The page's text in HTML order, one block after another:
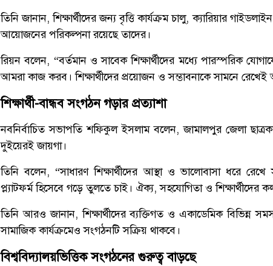
তিনি জানান, শিক্ষার্থীদের জন্য বৃত্তি কার্যক্রম চালু, ক্যারিয়ার
আয়োজনের পরিকল্পনা রয়েছে তাদের।
রিয়ন বলেন, “বর্তমান ও সাবেক শিক্ষার্থীদের মধ্যে পারস্পরিক
আমরা কাজ করব। শিক্ষার্থীদের প্রয়োজন ও সম্ভাবনাকে সামনে রেখেই
শিক্ষার্থী-বান্ধব সংগঠন গড়ার প্রত্যাশা
নবনির্বাচিত সভাপতি শফিকুল ইসলাম বলেন, জামালপুর জেলা
দুইয়েরই জায়গা।
তিনি বলেন, “সাধারণ শিক্ষার্থীদের আস্থা ও ভালোবাসা ধরে
প্ল্যাটফর্ম হিসেবে গড়ে তুলতে চাই। ঐক্য, সহযোগিতা ও শিক্ষার্থীদের
তিনি আরও জানান, শিক্ষার্থীদের ব্যক্তিগত ও একাডেমিক বিভিন্ন
সামাজিক কার্যক্রমেও সংগঠনটি সক্রিয় থাকবে।
বিশ্ববিদ্যালয়ভিত্তিক সংগঠনের গুরুত্ব বাড়ছে